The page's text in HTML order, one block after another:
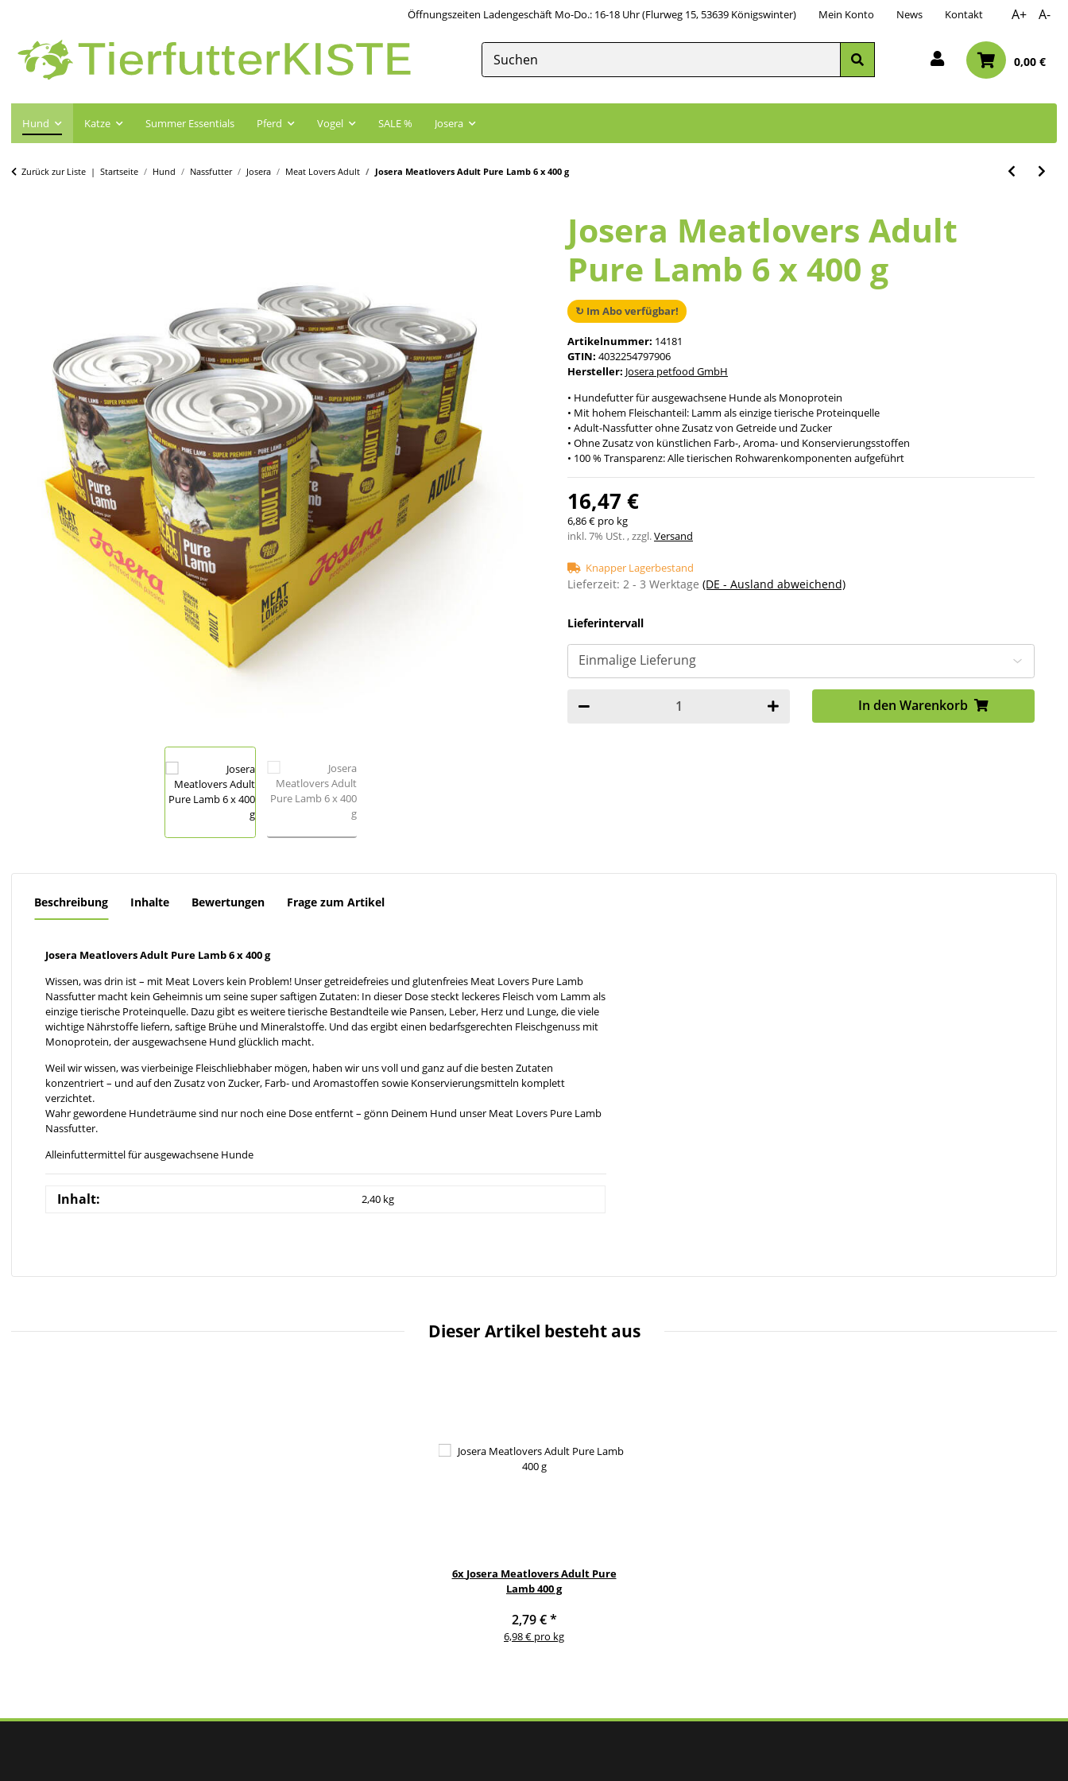
Öffnungszeiten Ladengeschäft Mo-Do.: 16-18 Uhr (Flurweg 15, 53639 Königswinter) Mein Konto News Kontakt A+ A-
0,00 €
Hund Katze Summer Essentials Pferd Vogel SALE % Josera
Zurück zur Liste Startseite Hund Nassfutter Josera Meat Lovers Adult Josera Meatlovers Adult Pure Lamb 6 x 400 g
Josera Meatlovers Adult
Pure Lamb 6 x 400 g
↻ Im Abo verfügbar!
Artikelnummer: 14181
GTIN: 4032254797906
Hersteller: Josera petfood GmbH
• Hundefutter für ausgewachsene Hunde als Monoprotein
• Mit hohem Fleischanteil: Lamm als einzige tierische Proteinquelle
• Adult-Nassfutter ohne Zusatz von Getreide und Zucker
• Ohne Zusatz von künstlichen Farb-, Aroma- und Konservierungsstoffen
• 100 % Transparenz: Alle tierischen Rohwarenkomponenten aufgeführt
16,47 €
6,86 € pro kg
inkl. 7% USt. , zzgl.Versand
Knapper Lagerbestand
Lieferzeit: 2 - 3 Werktage (DE - Ausland abweichend)
Lieferintervall
In den Warenkorb
Beschreibung Inhalte Bewertungen Frage zum Artikel
Josera Meatlovers Adult Pure Lamb 6 x 400 g
Wissen, was drin ist – mit Meat Lovers kein Problem! Unser getreidefreies und glutenfreies Meat Lovers Pure Lamb
Nassfutter macht kein Geheimnis um seine super saftigen Zutaten: In dieser Dose steckt leckeres Fleisch vom Lamm als
einzige tierische Proteinquelle. Dazu gibt es weitere tierische Bestandteile wie Pansen, Leber, Herz und Lunge, die viele
wichtige Nährstoffe liefern, saftige Brühe und Mineralstoffe. Und das ergibt einen bedarfsgerechten Fleischgenuss mit
Monoprotein, der ausgewachsene Hund glücklich macht.
Weil wir wissen, was vierbeinige Fleischliebhaber mögen, haben wir uns voll und ganz auf die besten Zutaten
konzentriert – und auf den Zusatz von Zucker, Farb- und Aromastoffen sowie Konservierungsmitteln komplett
verzichtet.
Wahr gewordene Hundeträume sind nur noch eine Dose entfernt – gönn Deinem Hund unser Meat Lovers Pure Lamb
Nassfutter.
Alleinfuttermittel für ausgewachsene Hunde
Inhalt: 2,40 kg
Dieser Artikel besteht aus
6x Josera Meatlovers Adult Pure
Lamb 400 g
2,79 €*
6,98 € pro kg